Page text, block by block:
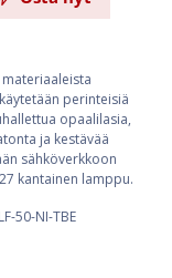
perinteisiä
opaalilasia,
ja kestävää
sähköverkkoon
kantainen lamppu.
50-NI-TBE